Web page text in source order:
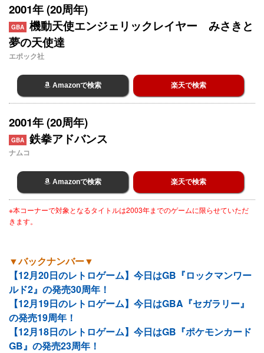
2001年 (20周年)
GBA
機動天使エンジェリックレイヤー みさきと
夢の天使達
エポック社
Amazonで検索 楽天で検索
2001年 (20周年)
GBA 鉄拳アドバンス
ナムコ
Amazonで検索 楽天で検索
※本コーナーで対象となるタイトルは2003年までのゲームに限らせていただ
きます。
▼バックナンバー▼
【12月20日のレトロゲーム】今日はGB『ロックマンワー
ルド2』の発売30周年！
【12月19日のレトロゲーム】今日はGBA『セガラリー』
の発売19周年！
【12月18日のレトロゲーム】今日はGB『ポケモンカード
GB』の発売23周年！